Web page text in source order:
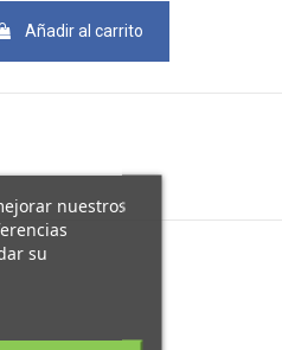
Añadir al carrito
nuestros
su